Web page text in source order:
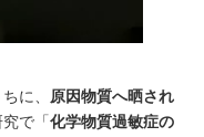
に、 原因物質へ晒され
で「化学物質過敏症の